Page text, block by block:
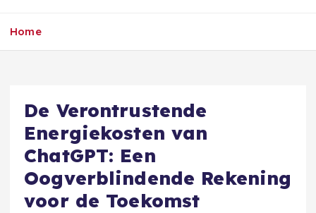
Home
De Verontrustende
Energiekosten van
ChatGPT: Een
Oogverblindende Rekening
voor de Toekomst